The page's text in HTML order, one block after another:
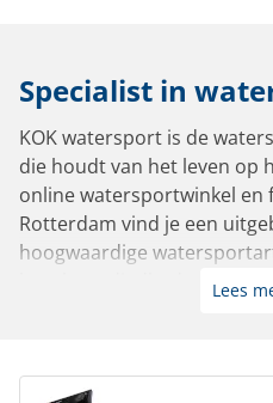
Specialist in
KOK watersport is de
die houdt van het leven op
online watersportwinkel en
Rotterdam vind je een
hoogwaardige
bootbenodigdheden van
Met meer dan 10.000
Lees